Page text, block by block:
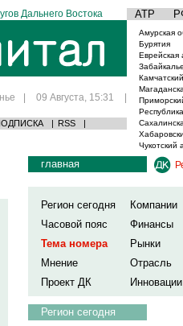
Дальнего Востока АТР
| 09 Августа, 15:31 |
| RSS |
Амурская
Бурятия
Еврейская
Чукотский
главная
Регион сегодня
Компании
Часовой пояс
Финансы
Тема номера
Рынки
Мнение
Отрасль
Проект ДК
Инновации
Регион сегодня